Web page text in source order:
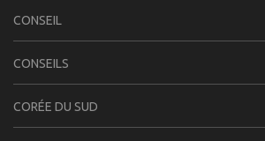
CONSEIL
CONSEILS
CORÉE DU SUD